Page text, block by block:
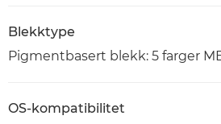
Blekktype
Pigmentbasert blekk: 5 farger
OS-kompatibilitet